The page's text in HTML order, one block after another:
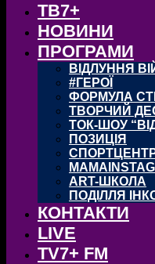
ТВ7+
НОВИНИ
ПРОГРАМИ
ВІДЛУННЯ
#ГЕРОЇ
ФОРМУЛА
ТВОРЧИЙ
ТОК-ШОУ
ПОЗИЦІЯ
ART-ШКОЛА
ПОДІЛЛЯ
КОНТАКТИ
LIVE
TV7+ FM